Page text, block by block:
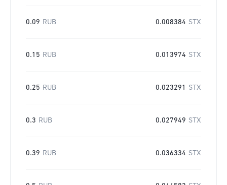
0.09 RUB 0.008384 STX
0.15 RUB 0.013974 STX
0.25 RUB 0.023291 STX
0.3 RUB 0.027949 STX
0.39 RUB 0.036334 STX